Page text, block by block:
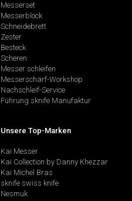
Messerset
Messerblock
Schneidebrett
Zester
Besteck
Scheren
Messer schleifen
Messerschärf-Workshop
Nachschleif-Service
Führung sknife Manufaktur
Unsere Top-Marken
Kai Messer
Kai Collection by Danny Khezzar
Kai Michel Bras
sknife swiss knife
Nesmuk